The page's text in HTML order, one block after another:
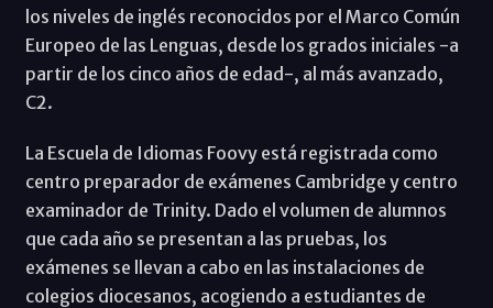
los niveles de inglés reconocidos por el Marco Común
Europeo de las Lenguas, desde los grados iniciales -a
partir de los cinco años de edad-, al más avanzado,
C2.
La Escuela de Idiomas Foovy está registrada como
centro preparador de exámenes Cambridge y centro
examinador de Trinity. Dado el volumen de alumnos
que cada año se presentan a las pruebas, los
exámenes se llevan a cabo en las instalaciones de
colegios diocesanos, acogiendo a estudiantes de